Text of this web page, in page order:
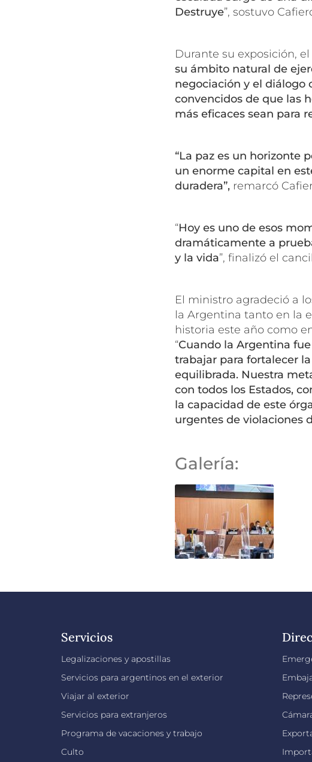
Destruye”, sostuvo
Durante su exposición,
su ámbito natural de
negociación y el diálogo
convencidos de que las
más eficaces sean para
“La paz es un horizonte
un enorme capital en
duradera”, remarcó
“Hoy es uno de esos
dramáticamente a
y la vida”, finalizó el
El ministro agradeció a
la Argentina tanto en la
historia este año como
“Cuando la Argentina
trabajar para fortalecer
equilibrada. Nuestra
con todos los Estados,
la capacidad de este
urgentes de violaciones
Galería:
Servicios
Legalizaciones y apostillas
Servicios para argentinos en el exterior
Viajar al exterior
Servicios para extranjeros
Programa de vacaciones y trabajo
Culto